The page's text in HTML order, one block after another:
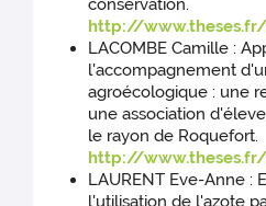
conservation.
http://www.theses.fr/
LACOMBE Camille :
l'accompagnement
agroécologique : une
une association
le rayon de Roquefort.
http://www.theses.fr/
LAURENT Eve-Anne :
l'utilisation de l'azote